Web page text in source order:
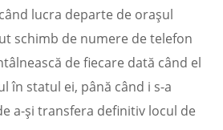
lucra departe de orașul
schimb de numere de telefon
de fiecare dată când el
în statul ei, până când i s-a
a-și transfera definitiv locul de